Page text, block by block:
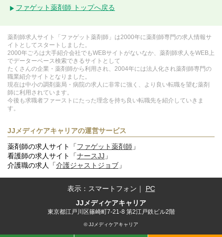
ファゲット薬剤師 トップへ戻る
薬剤師求人サイト「ファゲット薬剤師」は2000年に薬剤師専門の求人情報サ
イトとしてスタートしました。
2000年ごろは大手紹介会社でもWEBサイトがないなか、薬剤師求人をWEB上
でデーターベース検索できるサイトとして
たくさんの企業・薬剤師から利用され、2004年には法人化され薬剤師専門の
職業紹介サイトとなりました。
現在は中小の調剤薬局・病院の求人に非常に強く、より良い転職を望む薬剤
師に利用されています。
今後も求職者ファーストにたった理念を持ち良い転職先を紹介していきま
す。
JJメディケアキャリアの運営サービス
薬剤師の求人サイト「ファゲット薬剤師 」
看護師の求人サイト「ナースJJ 」
介護職の求人「介護ジャストジョブ 」
表示： スマートフォン ｜ PC
JJメディケアキャリア
東京都江戸川区篠崎町7-21-8 第2江戸鉄ビル2階
© JJメディケアキャリア